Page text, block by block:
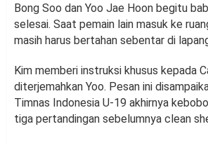
Bong Soo dan Yoo Jae Hoon begitu
selesai. Saat pemain lain masuk ke
masih harus bertahan sebentar di
Kim memberi instruksi khusus kepada
diterjemahkan Yoo. Pesan ini
Timnas Indonesia U-19 akhirnya
tiga pertandingan sebelumnya clean